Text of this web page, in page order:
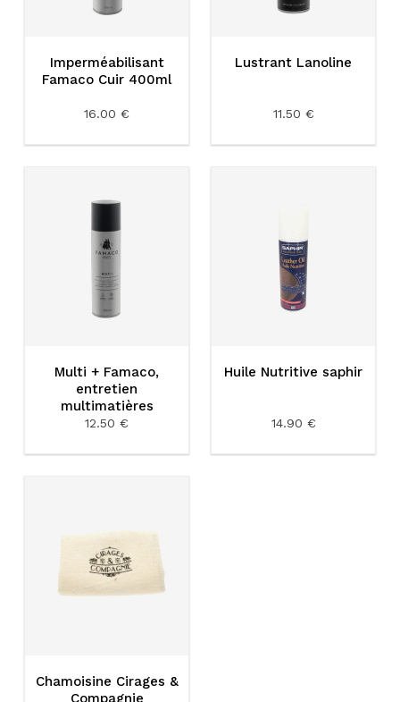
Imperméabilisant
Famaco Cuir 400ml
16.00 €
Lustrant Lanoline
11.50 €
Multi + Famaco,
entretien
multimatières
12.50 €
Huile Nutritive saphir
14.90 €
Chamoisine Cirages &
Compagnie